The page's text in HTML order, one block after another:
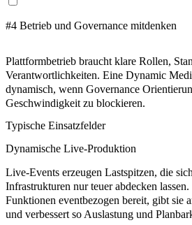
#4 Betrieb und Governance mitdenken
Plattformbetrieb braucht klare Rollen,
Verantwortlichkeiten. Eine Dynamic
dynamisch, wenn Governance
Geschwindigkeit zu blockieren.
Typische Einsatzfelder
Dynamische Live-Produktion
Live-Events erzeugen Lastspitzen, die
Infrastrukturen nur teuer abdecken
Funktionen eventbezogen bereit, gibt sie
und verbessert so Auslastung und